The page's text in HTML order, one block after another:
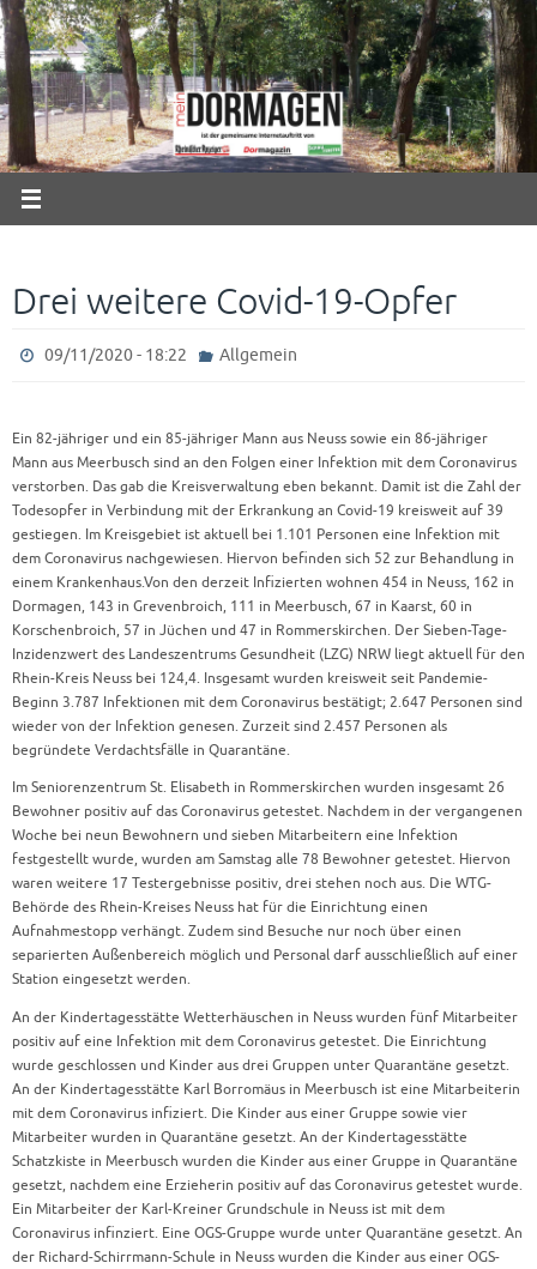
Zum
Inhalt
springen
Drei weitere Covid-19-Opfer
09/11/2020 - 18:22 Allgemein
Ein 82-jähriger und ein 85-jähriger Mann aus Neuss sowie ein 86-jähriger
Mann aus Meerbusch sind an den Folgen einer Infektion mit dem Coronavirus
verstorben. Das gab die Kreisverwaltung eben bekannt. Damit ist die Zahl der
Todesopfer in Verbindung mit der Erkrankung an Covid-19 kreisweit auf 39
gestiegen. Im Kreisgebiet ist aktuell bei 1.101 Personen eine Infektion mit
dem Coronavirus nachgewiesen. Hiervon befinden sich 52 zur Behandlung in
einem Krankenhaus.Von den derzeit Infizierten wohnen 454 in Neuss, 162 in
Dormagen, 143 in Grevenbroich, 111 in Meerbusch, 67 in Kaarst, 60 in
Korschenbroich, 57 in Jüchen und 47 in Rommerskirchen. Der Sieben-Tage-
Inzidenzwert des Landeszentrums Gesundheit (LZG) NRW liegt aktuell für den
Rhein-Kreis Neuss bei 124,4. Insgesamt wurden kreisweit seit Pandemie-
Beginn 3.787 Infektionen mit dem Coronavirus bestätigt; 2.647 Personen sind
wieder von der Infektion genesen. Zurzeit sind 2.457 Personen als
begründete Verdachtsfälle in Quarantäne.
Im Seniorenzentrum St. Elisabeth in Rommerskirchen wurden insgesamt 26
Bewohner positiv auf das Coronavirus getestet. Nachdem in der vergangenen
Woche bei neun Bewohnern und sieben Mitarbeitern eine Infektion
festgestellt wurde, wurden am Samstag alle 78 Bewohner getestet. Hiervon
waren weitere 17 Testergebnisse positiv, drei stehen noch aus. Die WTG-
Behörde des Rhein-Kreises Neuss hat für die Einrichtung einen
Aufnahmestopp verhängt. Zudem sind Besuche nur noch über einen
separierten Außenbereich möglich und Personal darf ausschließlich auf einer
Station eingesetzt werden.
An der Kindertagesstätte Wetterhäuschen in Neuss wurden fünf Mitarbeiter
positiv auf eine Infektion mit dem Coronavirus getestet. Die Einrichtung
wurde geschlossen und Kinder aus drei Gruppen unter Quarantäne gesetzt.
An der Kindertagesstätte Karl Borromäus in Meerbusch ist eine Mitarbeiterin
mit dem Coronavirus infiziert. Die Kinder aus einer Gruppe sowie vier
Mitarbeiter wurden in Quarantäne gesetzt. An der Kindertagesstätte
Schatzkiste in Meerbusch wurden die Kinder aus einer Gruppe in Quarantäne
gesetzt, nachdem eine Erzieherin positiv auf das Coronavirus getestet wurde.
Ein Mitarbeiter der Karl-Kreiner Grundschule in Neuss ist mit dem
Coronavirus infinziert. Eine OGS-Gruppe wurde unter Quarantäne gesetzt. An
der Richard-Schirrmann-Schule in Neuss wurden die Kinder aus einer OGS-